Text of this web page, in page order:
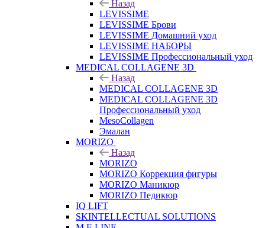
Назад
LEVISSIME
LEVISSIME Брови
LEVISSIME Домашний уход
LEVISSIME НАБОРЫ
LEVISSIME Профессиональный уход
MEDICAL COLLAGENE 3D
Назад
MEDICAL COLLAGENE 3D
MEDICAL COLLAGENE 3D
Профессиональный уход
MesoCollagen
Эмалан
MORIZO
Назад
MORIZO
MORIZO Коррекция фигуры
MORIZO Маникюр
MORIZO Педикюр
IQ LIFT
SKINTELLECTUAL SOLUTIONS